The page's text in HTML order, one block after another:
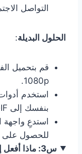
التواصل
الحلول البديلة:
1080p.
بنفسك إلى GIF بدقة أعلى.
للحصول على